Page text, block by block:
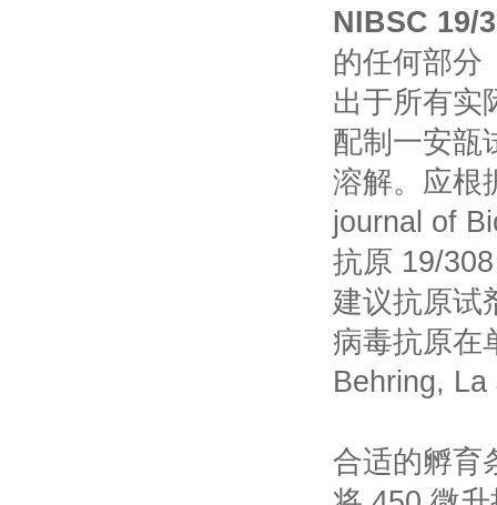
NIBSC 19/
的任何部分
出于所有实
配制一安瓿
溶解。应根
journal of
抗原 19/
建议抗原试
病毒抗原在
Behring,
合适的孵育